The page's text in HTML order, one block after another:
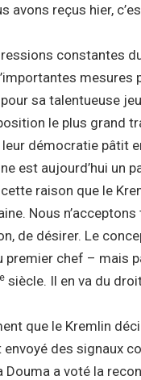
avons reçus hier,
constantes
sa talentueuse
le plus grand
démocratie pâtit
est aujourd’hui un
raison que le
Nous
de désirer. Le
premier chef – mais
e siècle. Il en va du
que le Kremlin
des signaux
Douma a voté la